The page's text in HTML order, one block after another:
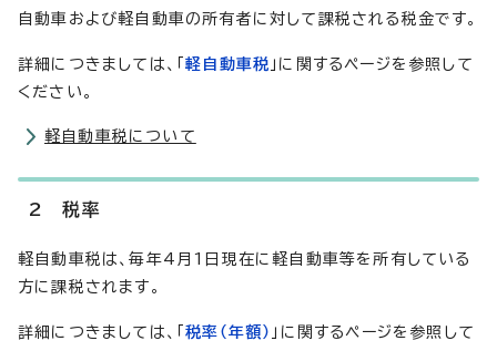
自動車および軽自動車の所有者に対して課税される税金です。
詳細につきましては、「軽自動車税 」に関するページを参照して
ください。
軽自動車税について
2 税率
軽自動車税は、毎年4月1日現在に軽自動車等を所有している
方に課税されます。
詳細につきましては、「税率（年額） 」に関するページを参照して